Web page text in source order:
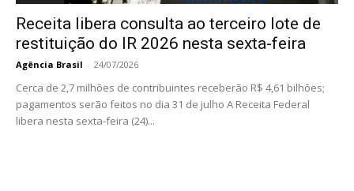
Receita libera consulta ao terceiro lote de
restituição do IR 2026 nesta sexta-feira
Agência Brasil - 24/07/2026
Cerca de 2,7 milhões de contribuintes receberão R$ 4,61 bilhões;
pagamentos serão feitos no dia 31 de julho A Receita Federal
libera nesta sexta-feira (24)...